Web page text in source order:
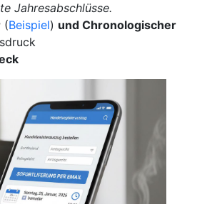
Jahresabschlüsse.
(Beispiel) und Chronologischer